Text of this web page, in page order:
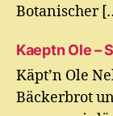
Botanischer
Kaeptn Ole –
Käpt’n Ole
Bäckerbrot